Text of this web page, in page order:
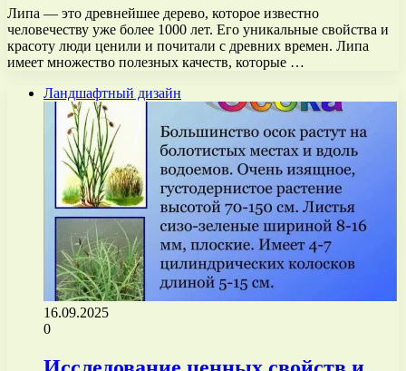
Липа — это древнейшее дерево, которое известно
человечеству уже более 1000 лет. Его уникальные свойства и
красоту люди ценили и почитали с древних времен. Липа
имеет множество полезных качеств, которые …
Ландшафтный дизайн
16.09.2025
0